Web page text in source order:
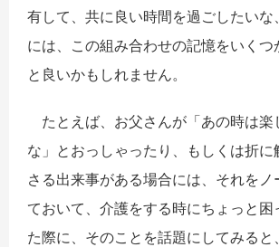
有して、共に良い時間を過ごしたいな
には、この組み合わせの記憶をいくつ
と良いかもしれません。
たとえば、お父さんが「あの時は楽
な」とおっしゃったり、もしくは折に
さる出来事がある場合には、それをノ
ておいて、介護をする時にちょっと困
た際に、そのことを話題にしてみると